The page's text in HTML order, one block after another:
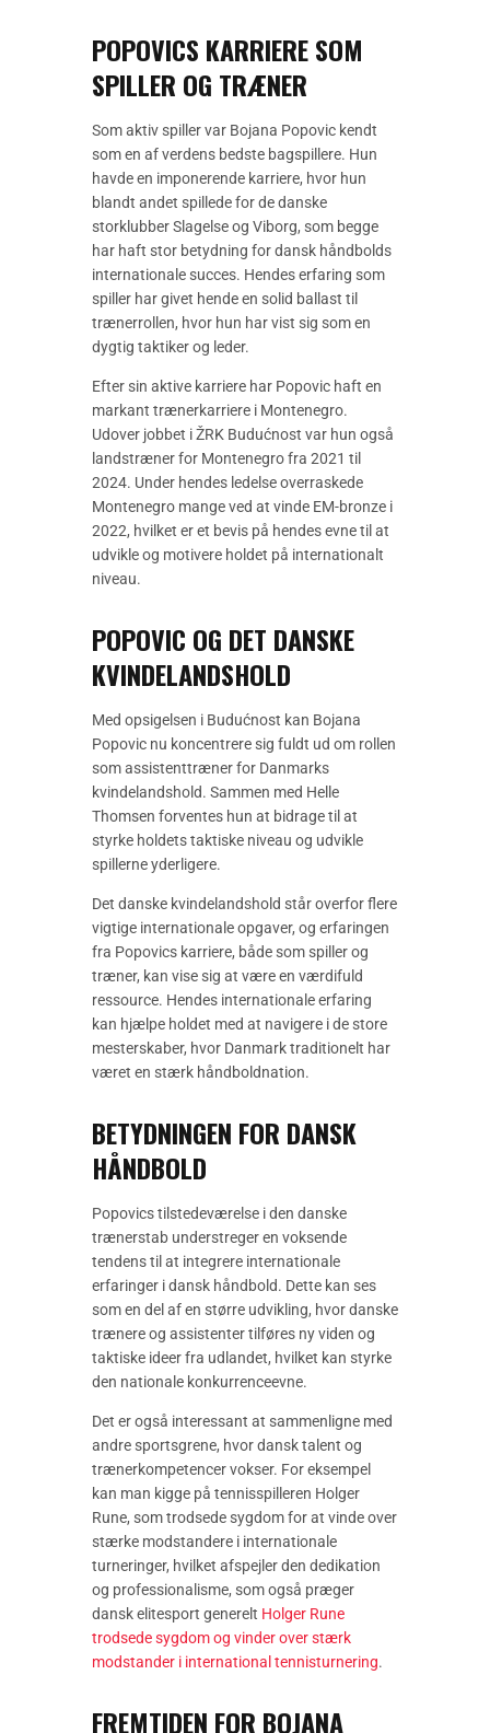
POPOVICS KARRIERE SOM
SPILLER OG TRÆNER
Som aktiv spiller var Bojana Popovic kendt
som en af verdens bedste bagspillere. Hun
havde en imponerende karriere, hvor hun
blandt andet spillede for de danske
storklubber Slagelse og Viborg, som begge
har haft stor betydning for dansk håndbolds
internationale succes. Hendes erfaring som
spiller har givet hende en solid ballast til
trænerrollen, hvor hun har vist sig som en
dygtig taktiker og leder.
Efter sin aktive karriere har Popovic haft en
markant trænerkarriere i Montenegro.
Udover jobbet i ŽRK Budućnost var hun også
landstræner for Montenegro fra 2021 til
2024. Under hendes ledelse overraskede
Montenegro mange ved at vinde EM-bronze i
2022, hvilket er et bevis på hendes evne til at
udvikle og motivere holdet på internationalt
niveau.
POPOVIC OG DET DANSKE
KVINDELANDSHOLD
Med opsigelsen i Budućnost kan Bojana
Popovic nu koncentrere sig fuldt ud om rollen
som assistenttræner for Danmarks
kvindelandshold. Sammen med Helle
Thomsen forventes hun at bidrage til at
styrke holdets taktiske niveau og udvikle
spillerne yderligere.
Det danske kvindelandshold står overfor flere
vigtige internationale opgaver, og erfaringen
fra Popovics karriere, både som spiller og
træner, kan vise sig at være en værdifuld
ressource. Hendes internationale erfaring
kan hjælpe holdet med at navigere i de store
mesterskaber, hvor Danmark traditionelt har
været en stærk håndboldnation.
BETYDNINGEN FOR DANSK
HÅNDBOLD
Popovics tilstedeværelse i den danske
trænerstab understreger en voksende
tendens til at integrere internationale
erfaringer i dansk håndbold. Dette kan ses
som en del af en større udvikling, hvor danske
trænere og assistenter tilføres ny viden og
taktiske ideer fra udlandet, hvilket kan styrke
den nationale konkurrenceevne.
Det er også interessant at sammenligne med
andre sportsgrene, hvor dansk talent og
trænerkompetencer vokser. For eksempel
kan man kigge på tennisspilleren Holger
Rune, som trodsede sygdom for at vinde over
stærke modstandere i internationale
turneringer, hvilket afspejler den dedikation
og professionalisme, som også præger
dansk elitesport generelt Holger Rune
trodsede sygdom og vinder over stærk
modstander i international tennisturnering.
FREMTIDEN FOR BOJANA